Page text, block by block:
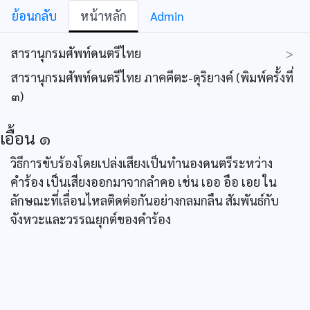
ย้อนกลับ หน้าหลัก Admin
สารานุกรมศัพท์ดนตรีไทย
>
สารานุกรมศัพท์ดนตรีไทย ภาคคีตะ-ดุริยางค์ (พิมพ์ครั้งที่
๓)
เอื้อน ๑
วิธีการขับร้องโดยเปล่งเสียงเป็นทำนองดนตรีระหว่าง
คำร้อง เป็นเสียงออกมาจากลำคอ เช่น เออ อือ เอย ใน
ลักษณะที่เลื่อนไหลติดต่อกันอย่างกลมกลืน สัมพันธ์กับ
จังหวะและวรรณยุกต์ของคำร้อง